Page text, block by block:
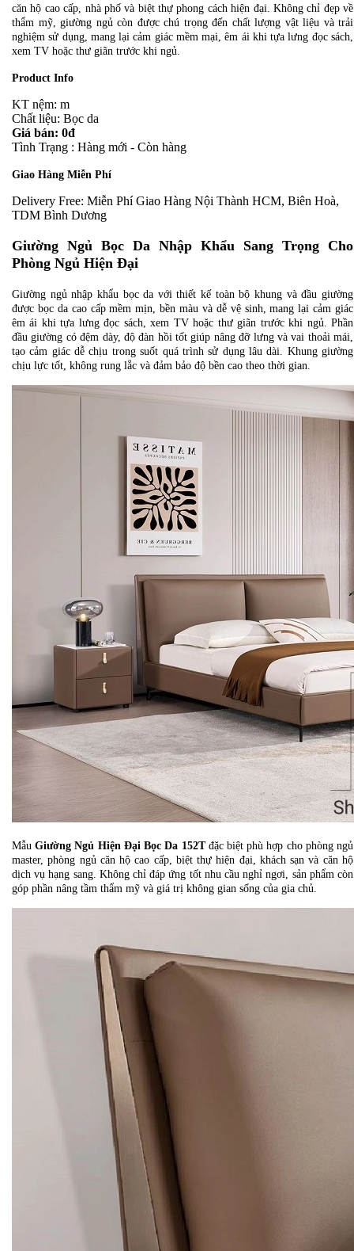
căn hộ cao cấp, nhà phố và biệt thự phong cách hiện đại. Không chỉ đẹp về
thẩm mỹ, giường ngủ còn được chú trọng đến chất lượng vật liệu và trải
nghiệm sử dụng, mang lại cảm giác mềm mại, êm ái khi tựa lưng đọc sách,
xem TV hoặc thư giãn trước khi ngủ.
Product Info
KT nệm: m
Chất liệu: Bọc da
Giá bán: 0đ
Tình Trạng : Hàng mới - Còn hàng
Giao Hàng Miễn Phí
Delivery Free: Miễn Phí Giao Hàng Nội Thành HCM, Biên Hoà,
TDM Bình Dương
Giường Ngủ Bọc Da Nhập Khẩu Sang Trọng Cho
Phòng Ngủ Hiện Đại
Giường ngủ nhập khẩu bọc da với thiết kế toàn bộ khung và đầu giường
được bọc da cao cấp mềm mịn, bền màu và dễ vệ sinh, mang lại cảm giác
êm ái khi tựa lưng đọc sách, xem TV hoặc thư giãn trước khi ngủ. Phần
đầu giường có đệm dày, độ đàn hồi tốt giúp nâng đỡ lưng và vai thoải mái,
tạo cảm giác dễ chịu trong suốt quá trình sử dụng lâu dài. Khung giường
chịu lực tốt, không rung lắc và đảm bảo độ bền cao theo thời gian.
MẫuGiường Ngủ Hiện Đại Bọc Da 152Tđặc biệt phù hợp cho phòng ngủ
master, phòng ngủ căn hộ cao cấp, biệt thự hiện đại, khách sạn và căn hộ
dịch vụ hạng sang. Không chỉ đáp ứng tốt nhu cầu nghỉ ngơi, sản phẩm còn
góp phần nâng tầm thẩm mỹ và giá trị không gian sống của gia chủ.